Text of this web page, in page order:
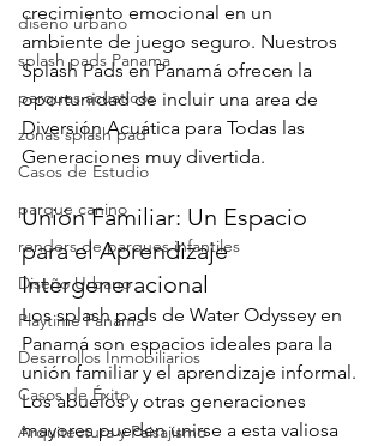
diseño urbano
splash pads Panama
parques acuaticos
zonas splash pad
Casos de Estudio
parque canino
renders de parques infantiles
Diseño Urbano
Playtime Panama
Desarrollos Inmobiliarios
Casos de Éxito
Arquitectura y Paisajismo
crecimiento emocional en un
ambiente de juego seguro. Nuestros
Splash Pads en Panamá ofrecen la
oportunidad de incluir una area de
Diversión Acuática para Todas las
Generaciones muy divertida.
Unión Familiar: Un Espacio
para el Aprendizaje
Intergeneracional
Los splash pads de Water Odyssey en
Panamá son espacios ideales para la
unión familiar y el aprendizaje informal.
Los abuelos y otras generaciones
mayores pueden unirse a esta valiosa